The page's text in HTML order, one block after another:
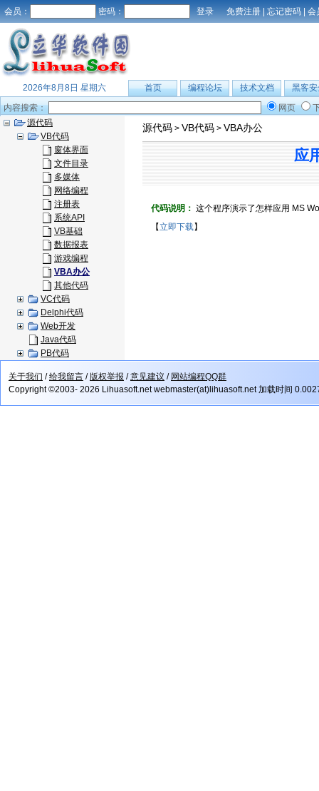
会员： 密码： 免费注册 | 忘记密码 | 会
2026年8月8日 星期六 首页 编程论坛 技术文档
黑客安
内容搜索：
网页
源代码
VB代码
窗体界面
文件目录
多媒体
网络编程
注册表
系统API
VB基础
数据报表
游戏编程
VBA办公
其他代码
VC代码
Delphi代码
Web开发
Java代码
PB代码
源代码 > VB代码 > VBA办公
应
代码说明： 这个程序演示了怎样应用 MS
【立即下载】
关于我们 /给我留言 /版权举报 /意见建议 / 网站编程QQ群
Copyright ©2003- 2026 Lihuasoft.net webmaster(at)lihuasoft.net 加载时间